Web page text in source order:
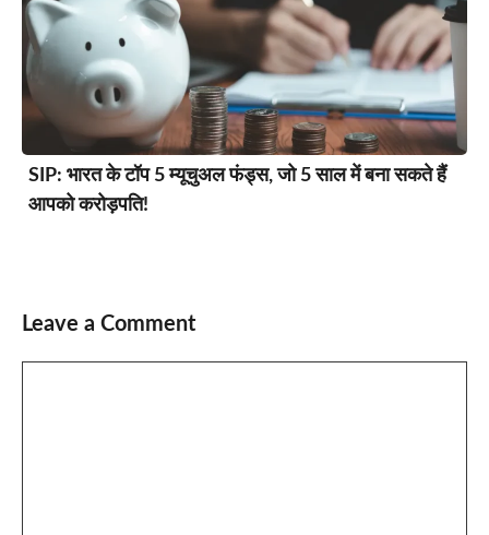
SIP: भारत के टॉप 5 म्यूचुअल फंड्स, जो 5 साल में बना सकते हैं
आपको करोड़पति!
Leave a Comment